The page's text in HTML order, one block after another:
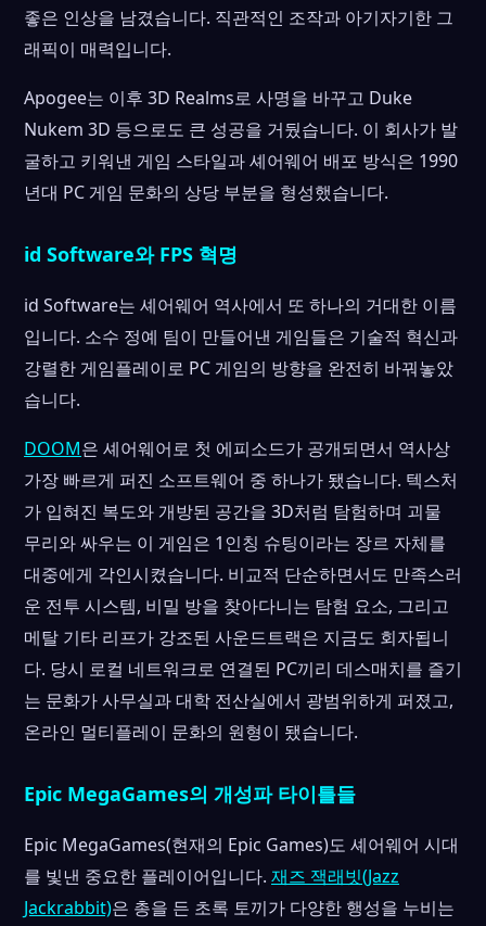
좋은 인상을 남겼습니다. 직관적인 조작과 아기자기한 그
래픽이 매력입니다.
Apogee는 이후 3D Realms로 사명을 바꾸고 Duke
Nukem 3D 등으로도 큰 성공을 거뒀습니다. 이 회사가 발
굴하고 키워낸 게임 스타일과 셰어웨어 배포 방식은 1990
년대 PC 게임 문화의 상당 부분을 형성했습니다.
id Software와 FPS 혁명
id Software는 셰어웨어 역사에서 또 하나의 거대한 이름
입니다. 소수 정예 팀이 만들어낸 게임들은 기술적 혁신과
강렬한 게임플레이로 PC 게임의 방향을 완전히 바꿔놓았
습니다.
DOOM은 셰어웨어로 첫 에피소드가 공개되면서 역사상
가장 빠르게 퍼진 소프트웨어 중 하나가 됐습니다. 텍스처
가 입혀진 복도와 개방된 공간을 3D처럼 탐험하며 괴물
무리와 싸우는 이 게임은 1인칭 슈팅이라는 장르 자체를
대중에게 각인시켰습니다. 비교적 단순하면서도 만족스러
운 전투 시스템, 비밀 방을 찾아다니는 탐험 요소, 그리고
메탈 기타 리프가 강조된 사운드트랙은 지금도 회자됩니
다. 당시 로컬 네트워크로 연결된 PC끼리 데스매치를 즐기
는 문화가 사무실과 대학 전산실에서 광범위하게 퍼졌고,
온라인 멀티플레이 문화의 원형이 됐습니다.
Epic MegaGames의 개성파 타이틀들
Epic MegaGames(현재의 Epic Games)도 셰어웨어 시대
를 빛낸 중요한 플레이어입니다. 재즈 잭래빗(Jazz
Jackrabbit)은 총을 든 초록 토끼가 다양한 행성을 누비는